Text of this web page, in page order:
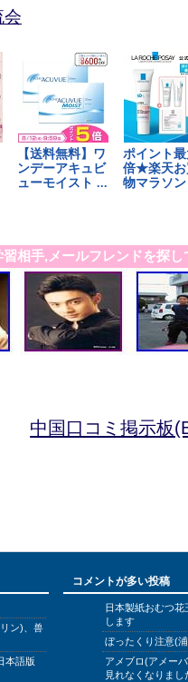
会
相手,メールフレンドを探し
中国口コミ掲示板
ン)、兽
本語版
コメントが多い投稿
日本製紙おむつ
します
ぼったくり注意(
アメブロ(アメー
見れなくなりまし